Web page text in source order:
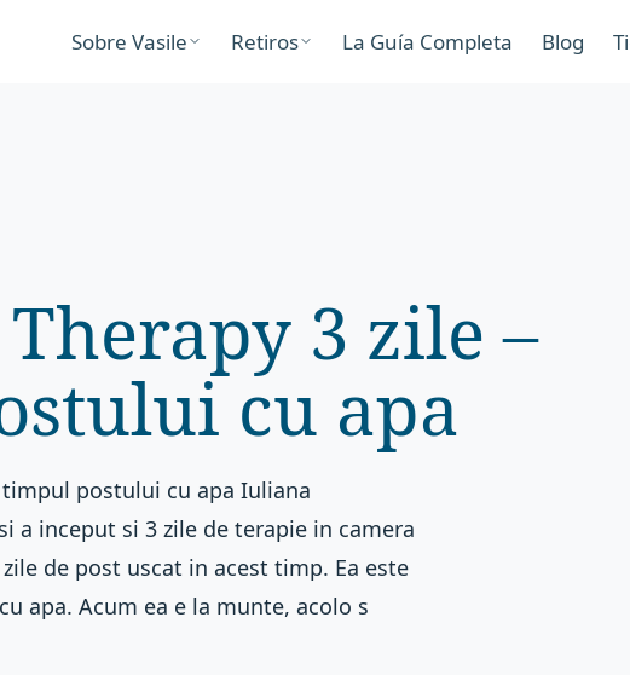
Sobre Vasile Retiros La Guía Completa Blog
3 zile –
cu apa
postului cu apa Iuliana
a inceput si 3 zile de terapie in camera
de post uscat in acest timp. Ea este
apa. Acum ea e la munte, acolo s